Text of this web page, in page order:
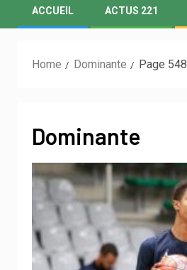
ACCUEIL ACTUS 221
Home Dominante Page 548
Dominante